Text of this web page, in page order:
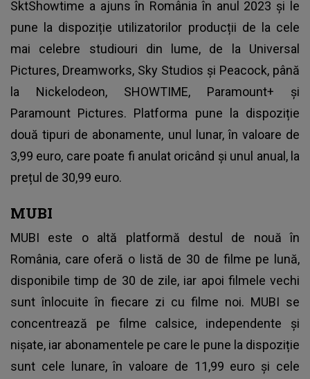
SktShowtime a ajuns în România în anul 2023 și le
pune la dispoziție utilizatorilor producții de la cele
mai celebre studiouri din lume, de la Universal
Pictures, Dreamworks, Sky Studios și Peacock, până
la Nickelodeon, SHOWTIME, Paramount+ și
Paramount Pictures. Platforma pune la dispoziție
două tipuri de abonamente, unul lunar, în valoare de
3,99 euro, care poate fi anulat oricând și unul anual, la
prețul de 30,99 euro.
MUBI
MUBI este o altă platformă destul de nouă în
România, care oferă o listă de 30 de filme pe lună,
disponibile timp de 30 de zile, iar apoi filmele vechi
sunt înlocuite în fiecare zi cu filme noi. MUBI se
concentrează pe filme calsice, independente și
nișate, iar abonamentele pe care le pune la dispoziție
sunt cele lunare, în valoare de 11,99 euro și cele